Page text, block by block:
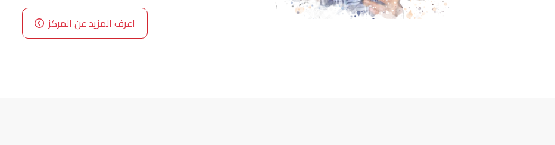
اعرف المزيد عن المركز